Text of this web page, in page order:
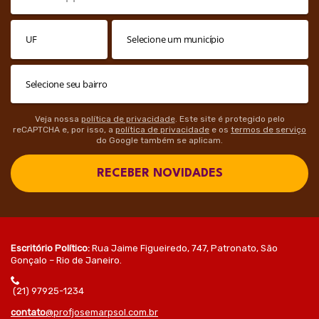
Veja nossa política de privacidade. Este site é protegido pelo
reCAPTCHA e, por isso, a política de privacidade e os termos de serviço
do Google também se aplicam.
RECEBER NOVIDADES
Escritório Político: Rua Jaime Figueiredo, 747, Patronato, São
Gonçalo – Rio de Janeiro.
(21) 97925-1234
contato@profjosemarpsol.com.br